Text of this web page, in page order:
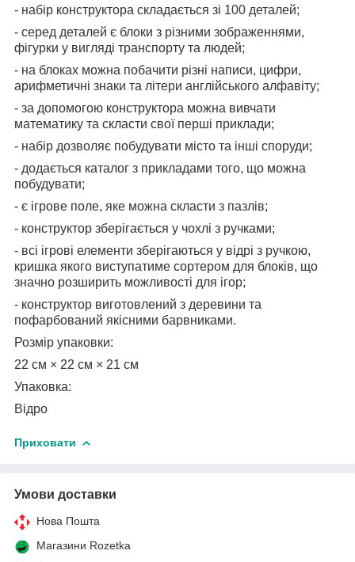
- набір конструктора складається зі 100 деталей;
- серед деталей є блоки з різними зображеннями,
фігурки у вигляді транспорту та людей;
- на блоках можна побачити різні написи, цифри,
арифметичні знаки та літери англійського алфавіту;
- за допомогою конструктора можна вивчати
математику та скласти свої перші приклади;
- набір дозволяє побудувати місто та інші споруди;
- додається каталог з прикладами того, що можна
побудувати;
- є ігрове поле, яке можна скласти з пазлів;
- конструктор зберігається у чохлі з ручками;
- всі ігрові елементи зберігаються у відрі з ручкою,
кришка якого виступатиме сортером для блоків, що
значно розширить можливості для ігор;
- конструктор виготовлений з деревини та
пофарбований якісними барвниками.
Розмір упаковки:
22 см × 22 см × 21 см
Упаковка:
Відро
Приховати
Умови доставки
Нова Пошта
Магазини Rozetka